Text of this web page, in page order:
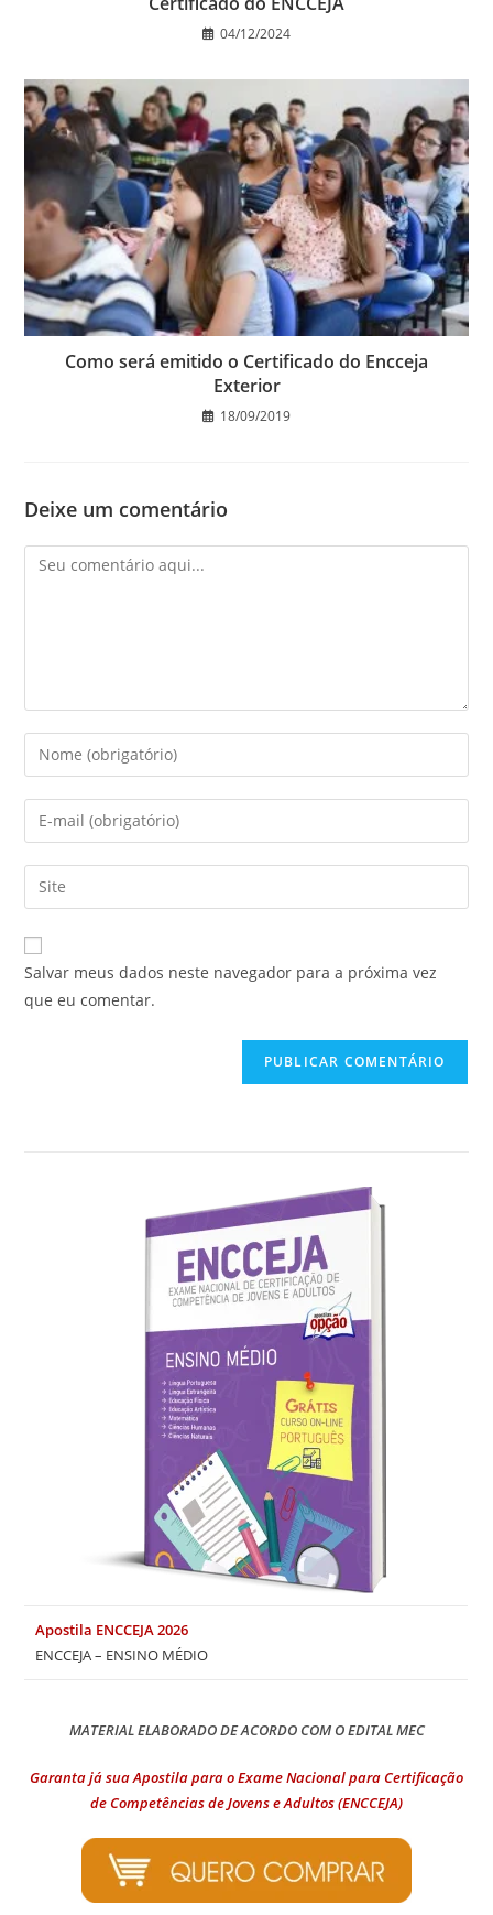
04/12/2024
Como será emitido o Certificado do Encceja
Exterior
18/09/2019
Deixe um comentário
Comentário
Digite
seu
nome
ou
de
usuário
para
comentar
Digite
seu
endereço
de
mail
para
comentar
Digite
o
URL
do
site
Salvar meus dados neste navegador para a próxima vez
que eu comentar.
Apostila ENCCEJA 2026
ENCCEJA – ENSINO MÉDIO
MATERIAL ELABORADO DE ACORDO COM O EDITAL MEC
Garanta já sua Apostila para o Exame Nacional para Certificação
de Competências de Jovens e Adultos (ENCCEJA)